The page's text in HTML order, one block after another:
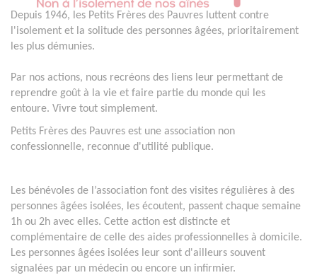
Depuis 1946, les Petits Frères des Pauvres luttent contre
l'isolement et la solitude des personnes âgées, prioritairement
les plus démunies.
Par nos actions, nous recréons des liens leur permettant de
reprendre goût à la vie et faire partie du monde qui les
entoure. Vivre tout simplement.
Petits Frères des Pauvres est une association non
confessionnelle, reconnue d'utilité publique.
Les bénévoles de l’association font des visites régulières à des
personnes âgées isolées, les écoutent, passent chaque semaine
1h ou 2h avec elles. Cette action est distincte et
complémentaire de celle des aides professionnelles à domicile.
Les personnes âgées isolées leur sont d'ailleurs souvent
signalées par un médecin ou encore un infirmier.